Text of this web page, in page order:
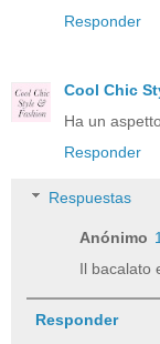
Responder
Cool Chic
Ha un
Responder
Respuestas
Anónimo
Il bacalato
Responder